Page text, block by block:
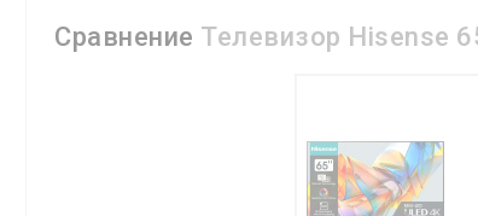
Сравнение Телевизор Hisense